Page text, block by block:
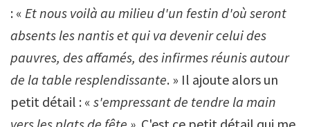
: « Et nous voilà au milieu d'un festin d'où seront
absents les nantis et qui va devenir celui des
pauvres, des affamés, des infirmes réunis autour
de la table resplendissante. » Il ajoute alors un
petit détail : « s'empressant de tendre la main